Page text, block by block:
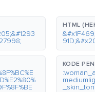
HTML
KODE